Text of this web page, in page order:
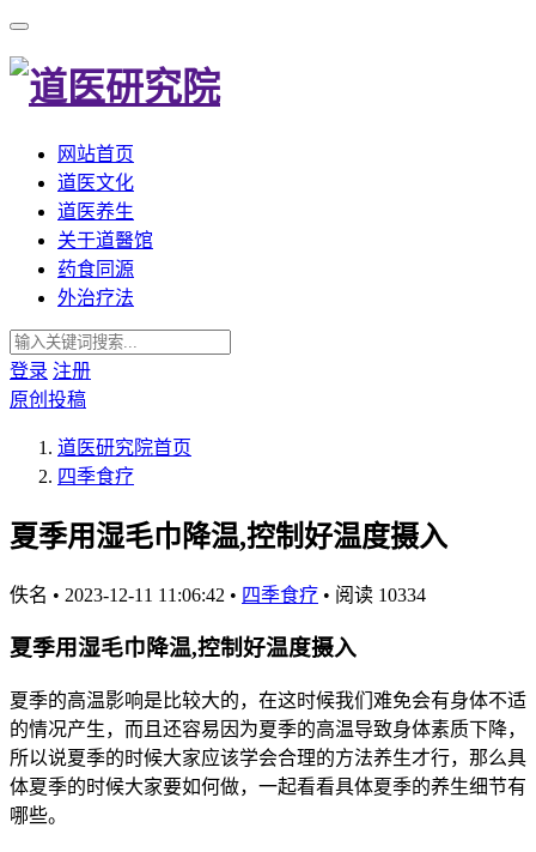
网站首页
道医文化
道医养生
关于道醫馆
药食同源
外治疗法
登录 注册
原创投稿
道医研究院首页
四季食疗
夏季用湿毛巾降温,控制好温度摄入
佚名 • 2023-12-11 11:06:42 • 四季食疗 • 阅读 10334
夏季用湿毛巾降温,控制好温度摄入
夏季的高温影响是比较大的，在这时候我们难免会有身体不适
的情况产生，而且还容易因为夏季的高温导致身体素质下降，
所以说夏季的时候大家应该学会合理的方法养生才行，那么具
体夏季的时候大家要如何做，一起看看具体夏季的养生细节有
哪些。